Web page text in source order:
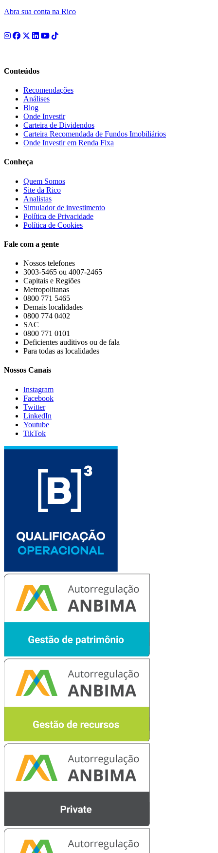
Abra sua conta na Rico
Conteúdos
Recomendações
Análises
Blog
Onde Investir
Carteira de Dividendos
Carteira Recomendada de Fundos Imobiliários
Onde Investir em Renda Fixa
Conheça
Quem Somos
Site da Rico
Analistas
Simulador de investimento
Política de Privacidade
Política de Cookies
Fale com a gente
Nossos telefones
3003-5465 ou 4007-2465
Capitais e Regiões
Metropolitanas
0800 771 5465
Demais localidades
0800 774 0402
SAC
0800 771 0101
Deficientes auditivos ou de fala
Para todas as localidades
Nossos Canais
Instagram
Facebook
Twitter
LinkedIn
Youtube
TikTok